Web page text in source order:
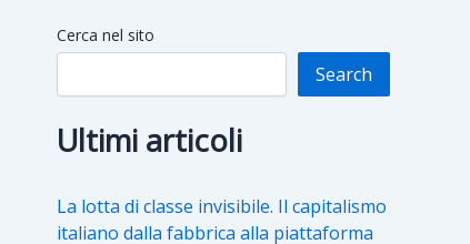
Cerca nel sito
Search
Ultimi articoli
La lotta di classe invisibile. Il capitalismo
italiano dalla fabbrica alla piattaforma